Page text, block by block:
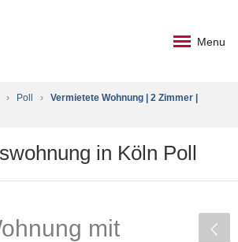
Menu
› Poll › Vermietete Wohnung | 2 Zimmer |
in Köln Poll
mit